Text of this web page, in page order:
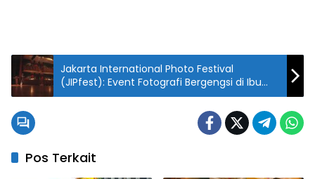
Jakarta International Photo Festival
(JIPfest): Event Fotografi Bergengsi di Ibu
Kota
Pos Terkait